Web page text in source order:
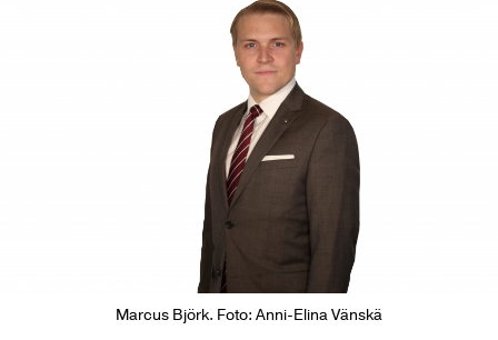
Marcus Björk. Foto: Anni-Elina Vänskä